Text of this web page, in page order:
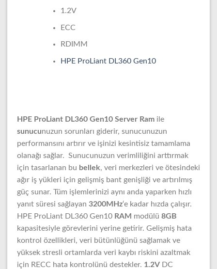
1.2V
ECC
RDIMM
HPE ProLiant DL360 Gen10
HPE ProLiant DL360 Gen10 Server Ram ile
sunucunuzun sorunları giderir, sunucunuzun
performansını artırır ve işinizi kesintisiz tamamlama
olanağı sağlar. Sunucunuzun verimliliğini arttırmak
için tasarlanan bu bellek, veri merkezleri ve ötesindeki
ağır iş yükleri için gelişmiş bant genişliği ve artırılmış
güç sunar. Tüm işlemlerinizi aynı anda yaparken hızlı
yanıt süresi sağlayan 3200MHz‘e kadar hızda çalışır.
HPE ProLiant DL360 Gen10 RAM modülü 8GB
kapasitesiyle görevlerini yerine getirir. Gelişmiş hata
kontrol özellikleri, veri bütünlüğünü sağlamak ve
yüksek stresli ortamlarda veri kaybı riskini azaltmak
için RECC hata kontrolünü destekler. 1.2V DC